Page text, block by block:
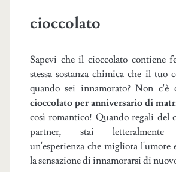
cioccolato
Sapevi che il cioccolato contiene
stessa sostanza chimica che il tuo
quando sei innamorato? Non c'è
cioccolato per anniversario di
così romantico! Quando regali del
partner, stai letteralmente
un'esperienza che migliora l'umore
la sensazione di innamorarsi di